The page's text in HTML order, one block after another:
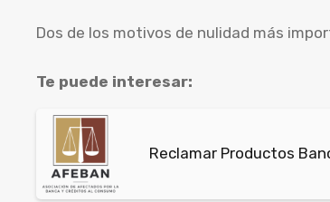
Dos de los motivos de nulidad más
Te puede interesar:
Reclamar Productos